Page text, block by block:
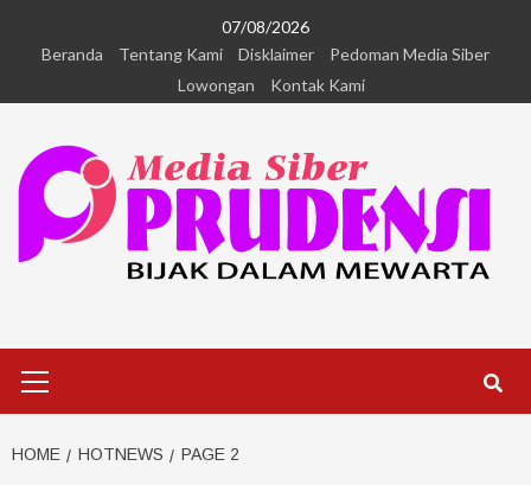
07/08/2026
Beranda
Tentang Kami Disklaimer
Pedoman Media Siber
Lowongan
Kontak Kami
HOME HOTNEWS PAGE 2